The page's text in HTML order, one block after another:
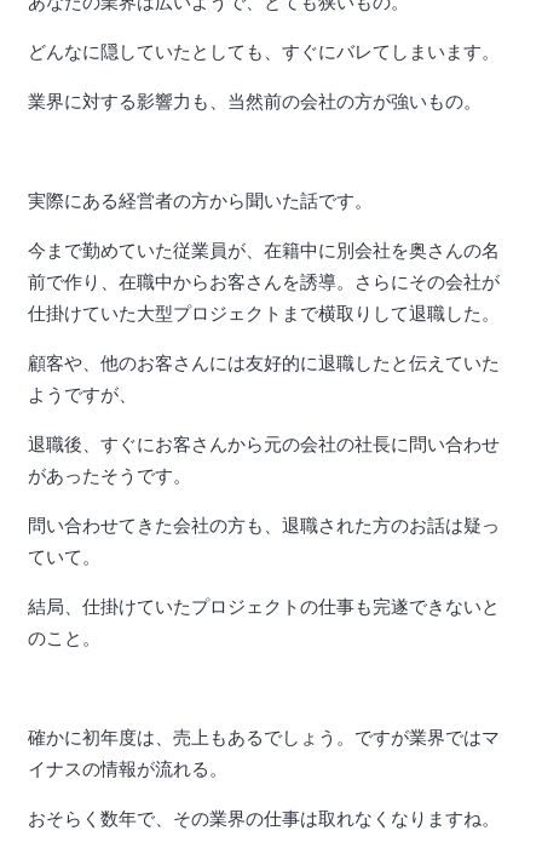
どんなに隠していたとしても、すぐにバレてしまいます。
業界に対する影響力も、当然前の会社の方が強いもの。
実際にある経営者の方から聞いた話です。
今まで勤めていた従業員が、在籍中に別会社を奥さんの名
前で作り、在職中からお客さんを誘導。さらにその会社が
仕掛けていた大型プロジェクトまで横取りして退職した。
顧客や、他のお客さんには友好的に退職したと伝えていた
ようですが、
退職後、すぐにお客さんから元の会社の社長に問い合わせ
があったそうです。
問い合わせてきた会社の方も、退職された方のお話は疑っ
ていて。
結局、仕掛けていたプロジェクトの仕事も完遂できないと
のこと。
確かに初年度は、売上もあるでしょう。ですが業界ではマ
イナスの情報が流れる。
おそらく数年で、その業界の仕事は取れなくなりますね。